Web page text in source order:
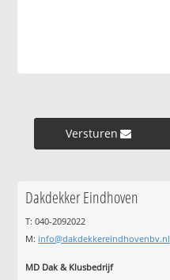
Versturen »
Dakdekker Eindhoven
T: 040-2092022
M: info@dakdekkereindhovenbv.nl
MD Dak & Klusbedrijf